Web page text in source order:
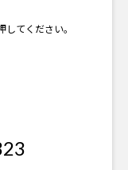
てください。